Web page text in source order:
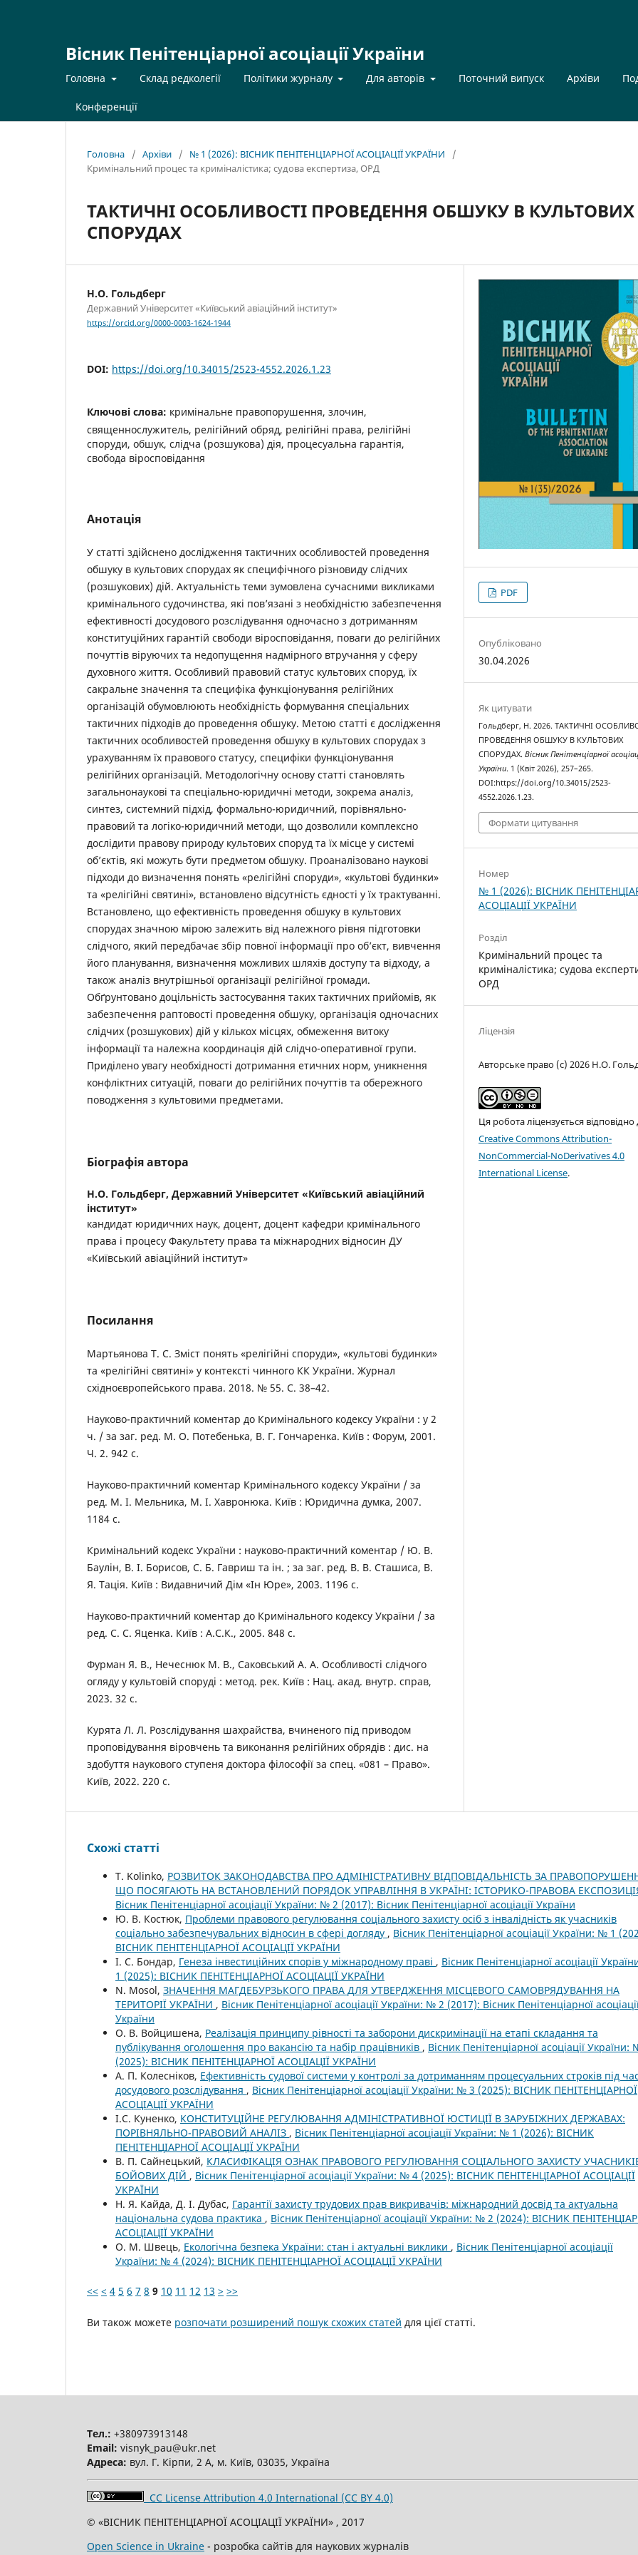
Вісник Пенітенціарної асоціації України
Головна Склад редколегії Політики журналу Для авторів Поточний випуск Архіви
Конференції
Головна / Архіви / № 1 (2026): ВІСНИК ПЕНІТЕНЦІАРНОЇ АСОЦІАЦІЇ УКРАЇНИ
/
Кримінальний процес та криміналістика; судова експертиза, ОРД
ТАКТИЧНІ ОСОБЛИВОСТІ ПРОВЕДЕННЯ ОБШУКУ В КУЛЬТОВИХ
СПОРУДАХ
Н.О. Гольдберг
Державний Університет «Київський авіаційний інститут»
https://orcid.org/0000-0003-1624-1944
DOI: https://doi.org/10.34015/2523-4552.2026.1.23
Ключові слова: кримінальне правопорушення, злочин,
священнослужитель, релігійний обряд, релігійні права, релігійні
споруди, обшук, слідча (розшукова) дія, процесуальна гарантія,
свобода віросповідання
Анотація
У статті здійснено дослідження тактичних особливостей проведення
обшуку в культових спорудах як специфічного різновиду слідчих
(розшукових) дій. Актуальність теми зумовлена сучасними викликами
кримінального судочинства, які пов’язані з необхідністю забезпечення
ефективності досудового розслідування одночасно з дотриманням
конституційних гарантій свободи віросповідання, поваги до релігійних
почуттів віруючих та недопущення надмірного втручання у сферу
духовного життя. Особливий правовий статус культових споруд, їх
сакральне значення та специфіка функціонування релігійних
організацій обумовлюють необхідність формування спеціальних
тактичних підходів до проведення обшуку. Метою статті є дослідження
тактичних особливостей проведення обшуку в культових спорудах з
урахуванням їх правового статусу, специфіки функціонування
релігійних організацій. Методологічну основу статті становлять
загальнонаукові та спеціально-юридичні методи, зокрема аналіз,
синтез, системний підхід, формально-юридичний, порівняльно-
правовий та логіко-юридичний методи, що дозволили комплексно
дослідити правову природу культових споруд та їх місце у системі
об’єктів, які можуть бути предметом обшуку. Проаналізовано наукові
підходи до визначення понять «релігійні споруди», «культові будинки»
та «релігійні святині», встановлено відсутність єдності у їх трактуванні.
Встановлено, що ефективність проведення обшуку в культових
спорудах значною мірою залежить від належного рівня підготовки
слідчого, який передбачає збір повної інформації про об’єкт, вивчення
його планування, визначення можливих шляхів доступу та відходу, а
також аналіз внутрішньої організації релігійної громади.
Обґрунтовано доцільність застосування таких тактичних прийомів, як
забезпечення раптовості проведення обшуку, організація одночасних
слідчих (розшукових) дій у кількох місцях, обмеження витоку
інформації та належна координація дій слідчо-оперативної групи.
Приділено увагу необхідності дотримання етичних норм, уникнення
конфліктних ситуацій, поваги до релігійних почуттів та обережного
поводження з культовими предметами.
Біографія автора
Н.О. Гольдберг, Державний Університет «Київський авіаційний
інститут»
кандидат юридичних наук, доцент, доцент кафедри кримінального
права і процесу Факультету права та міжнародних відносин ДУ
«Київський авіаційний інститут»
Посилання
Мартьянова Т. С. Зміст понять «релігійні споруди», «культові будинки»
та «релігійні святині» у контексті чинного КК України. Журнал
східноєвропейського права. 2018. № 55. С. 38–42.
Науково-практичний коментар до Кримінального кодексу України : у 2
ч. / за заг. ред. М. О. Потебенька, В. Г. Гончаренка. Київ : Форум, 2001.
Ч. 2. 942 с.
Науково-практичний коментар Кримінального кодексу України / за
ред. М. І. Мельника, М. І. Хавронюка. Київ : Юридична думка, 2007.
1184 с.
Кримінальний кодекс України : науково-практичний коментар / Ю. В.
Баулін, В. І. Борисов, С. Б. Гавриш та ін. ; за заг. ред. В. В. Сташиса, В.
Я. Тація. Київ : Видавничий Дім «Ін Юре», 2003. 1196 с.
Науково-практичний коментар до Кримінального кодексу України / за
ред. С. С. Яценка. Київ : А.С.К., 2005. 848 с.
Фурман Я. В., Нечеснюк М. В., Саковський А. А. Особливості слідчого
огляду у культовій споруді : метод. рек. Київ : Нац. акад. внутр. справ,
2023. 32 с.
Курята Л. Л. Розслідування шахрайства, вчиненого під приводом
проповідування віровчень та виконання релігійних обрядів : дис. на
здобуття наукового ступеня доктора філософії за спец. «081 – Право».
Київ, 2022. 220 с.
PDF
Опубліковано
30.04.2026
Як цитувати
Гольдберг, Н. 2026. ТАКТИЧНІ
ПРОВЕДЕННЯ ОБШУКУ В КУЛЬТОВИХ
СПОРУДАХ.Вісник Пенітенціарної
України. 1 (Квіт 2026), 257–265.
DOI:https://doi.org/10.34015/2523-
4552.2026.1.23.
Формати цитування
Номер
№ 1 (2026): ВІСНИК
АСОЦІАЦІЇ УКРАЇНИ
Розділ
Кримінальний процес та
криміналістика; судова
ОРД
Ліцензія
Авторське право (c) 2026 Н.О.
Ця робота ліцензується відповідно
Creative Commons Attribution-
NonCommercial-NoDerivatives 4.0
International License.
Схожі статті
T. Kolinko, РОЗВИТОК ЗАКОНОДАВСТВА ПРО АДМІНІСТРАТИВНУ ВІДПОВІДАЛЬНІСТЬ ЗА
ЩО ПОСЯГАЮТЬ НА ВСТАНОВЛЕНИЙ ПОРЯДОК УПРАВЛІННЯ В УКРАЇНІ: ІСТОРИКО-ПРАВОВА
Вісник Пенітенціарної асоціації України: № 2 (2017): Вісник Пенітенціарної асоціації України
Ю. В. Костюк, Проблеми правового регулювання соціального захисту осіб з інвалідність як учасників
соціально забезпечувальних відносин в сфері догляду , Вісник Пенітенціарної асоціації України: № 1
ВІСНИК ПЕНІТЕНЦІАРНОЇ АСОЦІАЦІЇ УКРАЇНИ
І. С. Бондар, Генеза інвестиційних спорів у міжнародному праві , Вісник Пенітенціарної асоціації
1 (2025): ВІСНИК ПЕНІТЕНЦІАРНОЇ АСОЦІАЦІЇ УКРАЇНИ
N. Mosol, ЗНАЧЕННЯ МАГДЕБУРЗЬКОГО ПРАВА ДЛЯ УТВЕРДЖЕННЯ МІСЦЕВОГО САМОВРЯДУВАННЯ НА
ТЕРИТОРІЇ УКРАЇНИ , Вісник Пенітенціарної асоціації України: № 2 (2017): Вісник Пенітенціарної
України
О. В. Войцишена, Реалізація принципу рівності та заборони дискримінації на етапі складання та
публікування оголошення про вакансію та набір працівників , Вісник Пенітенціарної асоціації України:
(2025): ВІСНИК ПЕНІТЕНЦІАРНОЇ АСОЦІАЦІЇ УКРАЇНИ
А. П. Колесніков, Ефективність судової системи у контролі за дотриманням процесуальних строків під час
досудового розслідування , Вісник Пенітенціарної асоціації України: № 3 (2025): ВІСНИК ПЕНІТЕНЦІАРНОЇ
АСОЦІАЦІЇ УКРАЇНИ
І.С. Куненко, КОНСТИТУЦІЙНЕ РЕГУЛЮВАННЯ АДМІНІСТРАТИВНОЇ ЮСТИЦІЇ В ЗАРУБІЖНИХ ДЕРЖАВАХ:
ПОРІВНЯЛЬНО-ПРАВОВИЙ АНАЛІЗ , Вісник Пенітенціарної асоціації України: № 1 (2026): ВІСНИК
ПЕНІТЕНЦІАРНОЇ АСОЦІАЦІЇ УКРАЇНИ
В. П. Сайнецький, КЛАСИФІКАЦІЯ ОЗНАК ПРАВОВОГО РЕГУЛЮВАННЯ СОЦІАЛЬНОГО ЗАХИСТУ
БОЙОВИХ ДІЙ , Вісник Пенітенціарної асоціації України: № 4 (2025): ВІСНИК ПЕНІТЕНЦІАРНОЇ АСОЦІАЦІЇ
УКРАЇНИ
Н. Я. Кайда, Д. І. Дубас, Гарантії захисту трудових прав викривачів: міжнародний досвід та актуальна
національна судова практика , Вісник Пенітенціарної асоціації України: № 2 (2024): ВІСНИК
АСОЦІАЦІЇ УКРАЇНИ
О. М. Швець, Екологічна безпека України: стан і актуальні виклики , Вісник Пенітенціарної асоціації
України: № 4 (2024): ВІСНИК ПЕНІТЕНЦІАРНОЇ АСОЦІАЦІЇ УКРАЇНИ
<< < 4 5 6 7 8 9 10 11 12 13 > >>
Ви також можете розпочати розширений пошук схожих статей для цієї статті.
Тел.: +380973913148
Email: visnyk_pau@ukr.net
Адреса: вул. Г. Кірпи, 2 А, м. Київ, 03035, Україна
CC License Attribution 4.0 International (CC BY 4.0)
© «ВІСНИК ПЕНІТЕНЦІАРНОЇ АСОЦІАЦІЇ УКРАЇНИ» , 2017
Open Science in Ukraine - розробка сайтів для наукових журналів